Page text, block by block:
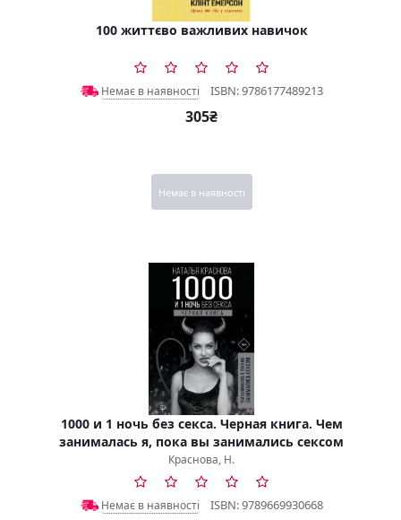
100 життєво важливих навичок
Немає в наявності ISBN: 9786177489213
305₴
Немає в наявності
1000 и 1 ночь без секса. Черная книга. Чем
занималась я, пока вы занимались сексом
Краснова, Н.
Немає в наявності ISBN: 9789669930668